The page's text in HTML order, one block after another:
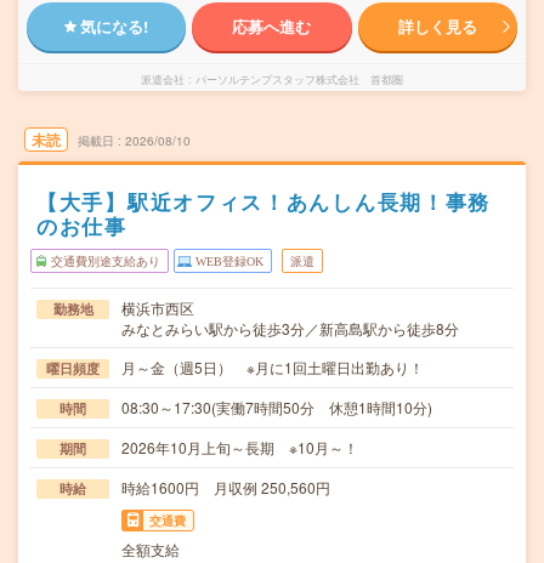
気になる! 応募へ進む 詳しく見る
派遣会社 パーソルテンプスタッフ株式会社 首都圏
未読 掲載日 2026/08/10
【大手】駅近オフィス！あんしん長期！事務
のお仕事
交通費別途支給あり WEB登録OK 派遣
勤務地
横浜市西区
みなとみらい駅から徒歩3分／新高島駅から徒歩8分
曜日頻度 月～金（週5日） ※月に1回土曜日出勤あり！
時間 08:30～17:30(実働7時間50分 休憩1時間10分)
期間 2026年10月上旬～長期 ※10月～！
時給 時給1600円 月収例 250,560円
交通費
全額支給